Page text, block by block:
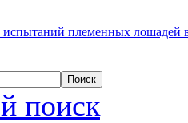
племенных лошадей
поиск